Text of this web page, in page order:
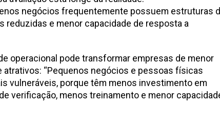
negócios frequentemente possuem estruturas
reduzidas e menor capacidade de resposta a
operacional pode transformar empresas de menor
“Pequenos negócios e pessoas físicas
vulneráveis, porque têm menos investimento em
verificação, menos treinamento e menor